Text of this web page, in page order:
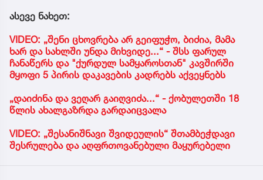
ასევე ნახეთ:
VIDEO: „შენი ცხოვრება არ გეიფუჭო, ბიძია, მამა
ხარ და სახლში უნდა მიხვიდე...“ - შსს ფარულ
ჩანაწერს და "ქურდულ სამყაროსთან" კავშირში
მყოფი 5 პირის დაკავების კადრებს აქვეყნებს
„დაიძინა და ვეღარ გაიღვიძა...“ - ქობულეთში 18
წლის ახალგაზრდა გარდაიცვალა
VIDEO: „შესანიშნავი შვიდეულის“ შთამბეჭდავი
შესრულება და აღფრთოვანებული მაყურებელი